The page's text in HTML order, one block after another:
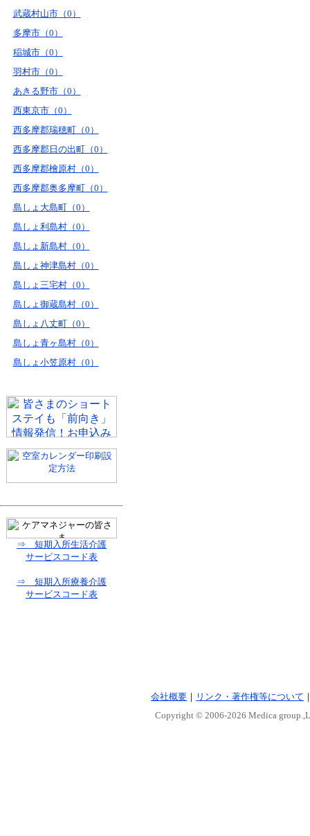
武蔵村山市（0）
多摩市（0）
稲城市（0）
羽村市（0）
あきる野市（0）
西東京市（0）
西多摩郡瑞穂町（0）
西多摩郡日の出町（0）
西多摩郡檜原村（0）
西多摩郡奥多摩町（0）
島しょ大島町（0）
島しょ利島村（0）
島しょ新島村（0）
島しょ神津島村（0）
島しょ三宅村（0）
島しょ御蔵島村（0）
島しょ八丈町（0）
島しょ青ヶ島村（0）
島しょ小笠原村（0）
⇒ 短期入所生活介護
サービスコード表
⇒ 短期入所療養介護
サービスコード表
会社概要 ｜ リンク・著作権等について
Copyright © 2006-2026 Medica